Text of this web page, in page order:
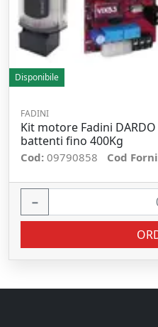
Disponibile
FADINI
Kit motore Fadini
battenti fino 400Kg
Cod: 09790858 Cod
−